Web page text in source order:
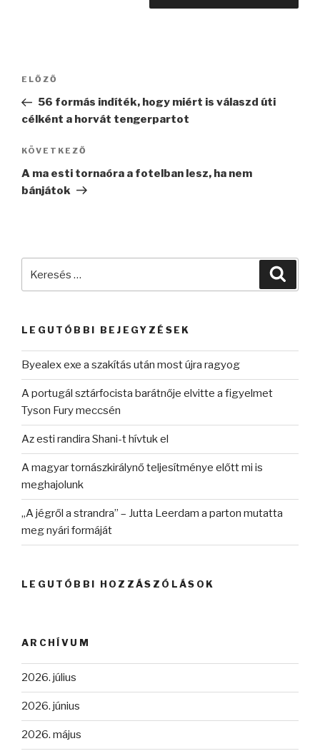
Bejegyzés
Korábbi
bejegyzés
ELŐZŐ
56 formás indíték, hogy miért is válaszd úti
célként a horvát tengerpartot
Következő
bejegyzés
KÖVETKEZŐ
A ma esti tornaóra a fotelban lesz, ha nem
bánjátok
LEGUTÓBBI BEJEGYZÉSEK
Byealex exe a szakítás után most újra ragyog
A portugál sztárfocista barátnője elvitte a figyelmet
Tyson Fury meccsén
Az esti randira Shani-t hívtuk el
A magyar tornászkirálynő teljesítménye előtt mi is
meghajolunk
„A jégről a strandra” – Jutta Leerdam a parton mutatta
meg nyári formáját
LEGUTÓBBI HOZZÁSZÓLÁSOK
ARCHÍVUM
2026. július
2026. június
2026. május